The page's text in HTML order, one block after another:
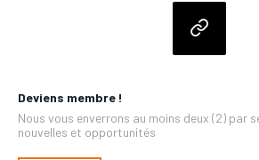
Deviens membre !
Nous vous enverrons au moins deux (2) par
nouvelles et opportunités